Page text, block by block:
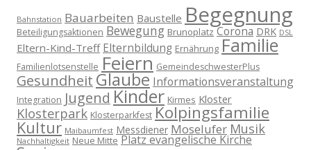
Bahnstation Bauarbeiten Baustelle Begegnung
Beteiligungsaktionen Bewegung Brunoplatz Corona DRK DSL
Eltern-Kind-Treff Elternbildung Ernährung Familie
Familienlotsenstelle Feiern GemeindeschwesterPlus
Gesundheit Glaube Informationsveranstaltung
Integration Jugend Kinder Kirmes Kloster
Klosterpark Klosterparkfest Kolpingsfamilie
Kultur Maibaumfest Messdiener Moselufer Musik
Nachhaltigkeit Neue Mitte Platz evangelische Kirche